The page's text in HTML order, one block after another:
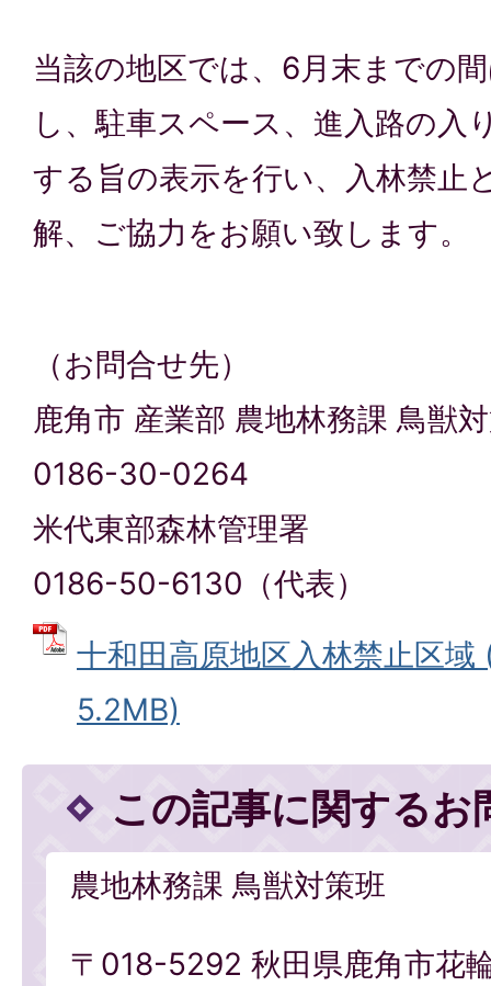
当該の地区では、6月末までの
し、駐車スペース、進入路の入
する旨の表示を行い、入林禁止
解、ご協力をお願い致します。
（お問合せ先）
鹿角市 産業部 農地林務課 鳥獣
0186-30-0264
米代東部森林管理署
0186-50-6130（代表）
十和田高原地区入林禁止区域
5.2MB)
この記事に関するお
農地林務課 鳥獣対策班
〒018-5292 秋田県鹿角市花